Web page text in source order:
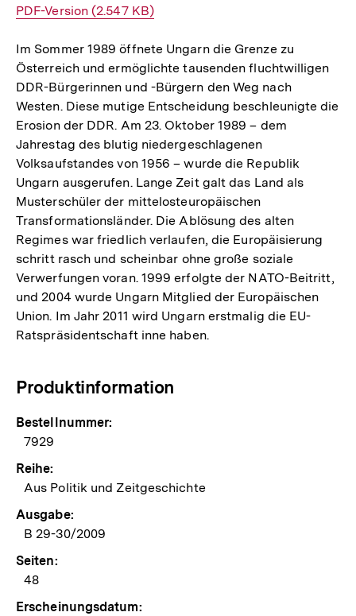
Interner
PDF-Version (2.547 KB)
Im Sommer 1989 öffnete Ungarn die Grenze zu
Österreich und ermöglichte tausenden fluchtwilligen
DDR-Bürgerinnen und -Bürgern den Weg nach
Westen. Diese mutige Entscheidung beschleunigte die
Erosion der DDR. Am 23. Oktober 1989 – dem
Jahrestag des blutig niedergeschlagenen
Volksaufstandes von 1956 – wurde die Republik
Ungarn ausgerufen. Lange Zeit galt das Land als
Musterschüler der mittelosteuropäischen
Transformationsländer. Die Ablösung des alten
Regimes war friedlich verlaufen, die Europäisierung
schritt rasch und scheinbar ohne große soziale
Verwerfungen voran. 1999 erfolgte der NATO-Beitritt,
und 2004 wurde Ungarn Mitglied der Europäischen
Union. Im Jahr 2011 wird Ungarn erstmalig die EU-
Ratspräsidentschaft inne haben.
Produktinformation
Bestellnummer:
7929
Reihe:
Aus Politik und Zeitgeschichte
Ausgabe:
B 29-30/2009
Seiten:
48
Erscheinungsdatum: